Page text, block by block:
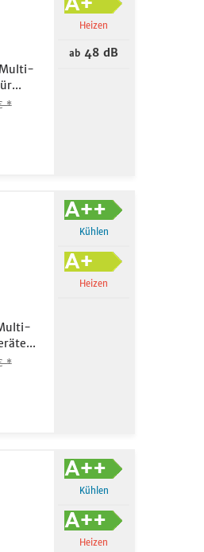
Multi-
*
Heizen
ab 48 dB
*
Kühlen
Heizen
Kühlen
Heizen